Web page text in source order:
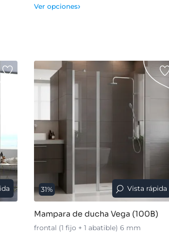
Ver opciones›
31% Vista rápida
Mampara de ducha Vega (100B)
frontal (1 fijo + 1 abatible) 6 mm